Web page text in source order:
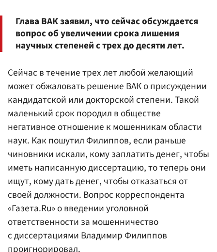
Глава ВАК заявил, что сейчас обсуждается
вопрос об увеличении срока лишения
научных степеней с трех до десяти лет.
Сейчас в течение трех лет любой желающий
может обжаловать решение ВАК о присуждении
кандидатской или докторской степени. Такой
маленький срок породил в обществе
негативное отношение к мошенникам области
наук. Как пошутил Филиппов, если раньше
чиновники искали, кому заплатить денег, чтобы
иметь написанную диссертацию, то теперь они
ищут, кому дать денег, чтобы отказаться от
своей должности. Вопрос корреспондента
«Газета.Ru» о введении уголовной
ответственности за мошенничество
с диссертациями Владимир Филиппов
проигнорировал.